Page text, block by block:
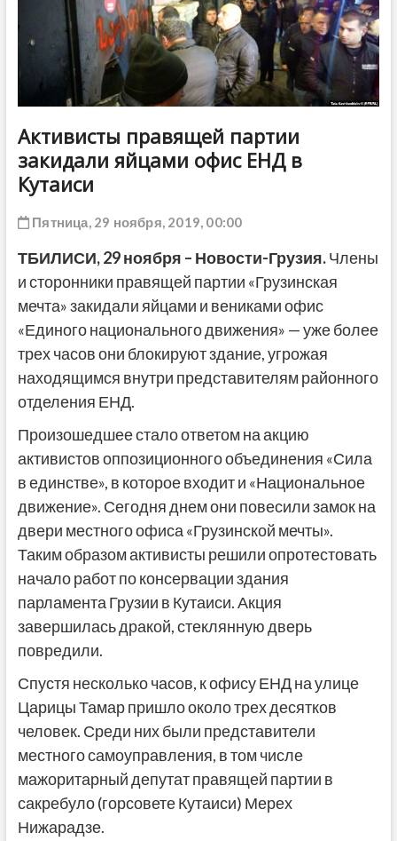
Активисты правящей партии
закидали яйцами офис ЕНД в
Кутаиси
Пятница, 29 ноября, 2019, 00:00
ТБИЛИСИ, 29 ноября – Новости-Грузия.Члены
и сторонники правящей партии «Грузинская
мечта» закидали яйцами и вениками офис
«Единого национального движения» — уже более
трех часов они блокируют здание, угрожая
находящимся внутри представителям районного
отделения ЕНД.
Произошедшее стало ответом на акцию
активистов оппозиционного объединения «Сила
в единстве», в которое входит и «Национальное
движение». Сегодня днем они повесили замок на
двери местного офиса «Грузинской мечты».
Таким образом активисты решили опротестовать
начало работ по консервации здания
парламента Грузии в Кутаиси. Акция
завершилась дракой, стеклянную дверь
повредили.
Спустя несколько часов, к офису ЕНД на улице
Царицы Тамар пришло около трех десятков
человек. Среди них были представители
местного самоуправления, в том числе
мажоритарный депутат правящей партии в
сакребуло (горсовете Кутаиси) Мерех
Нижарадзе.